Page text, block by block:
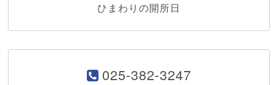
ひまわりの開所日
025-382-3247